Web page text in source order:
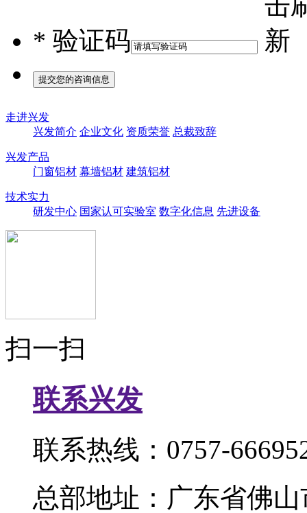
* 验证码
走进兴发
兴发简介 企业文化 资质荣誉 总裁致辞
兴发产品
门窗铝材 幕墙铝材 建筑铝材
技术实力
研发中心 国家认可实验室 数字化信息 先进设备
扫一扫
联系兴发
联系热线：0757-
总部地址：广东省佛